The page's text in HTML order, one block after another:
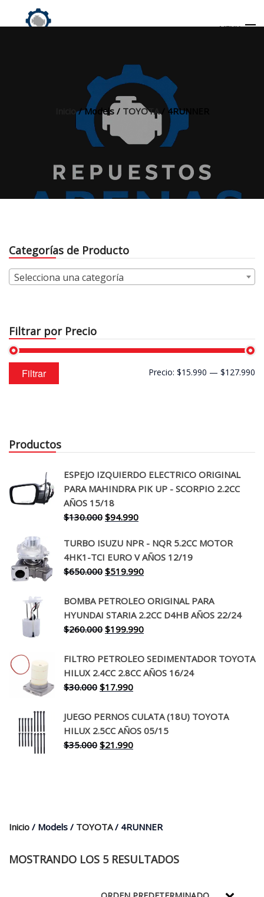
MENU
Inicio/ Models / TOYOTA/ 4RUNNER
Categorías de Producto
Selecciona una categoría
Filtrar por Precio
Precio
mínimo
Precio
máximo
Filtrar Precio: $15.990 — $127.990
Productos
ESPEJO IZQUIERDO ELECTRICO ORIGINAL
PARA MAHINDRA PIK UP - SCORPIO 2.2CC
AÑOS 15/18
$130.000 El
original
era:
$130.000.
$94.990El
actual
es:
$94.990.
TURBO ISUZU NPR - NQR 5.2CC MOTOR
4HK1-TCI EURO V AÑOS 12/19
$650.000 El
original
era:
$650.000.
$519.990El
actual
es:
$519.990.
BOMBA PETROLEO ORIGINAL PARA
HYUNDAI STARIA 2.2CC D4HB AÑOS 22/24
$260.000 El
original
era:
$260.000.
$199.990El
actual
es:
FILTRO PETROLEO SEDIMENTADOR TOYOTA
HILUX 2.4CC 2.8CC AÑOS 16/24
$30.000 El
original
era:
$30.000.
$17.990El
actual
es:
$17.990.
JUEGO PERNOS CULATA (18U) TOYOTA
HILUX 2.5CC AÑOS 05/15
$35.000 El
$21.990El
Inicio / Models / TOYOTA/ 4RUNNER
MOSTRANDO LOS 5 RESULTADOS